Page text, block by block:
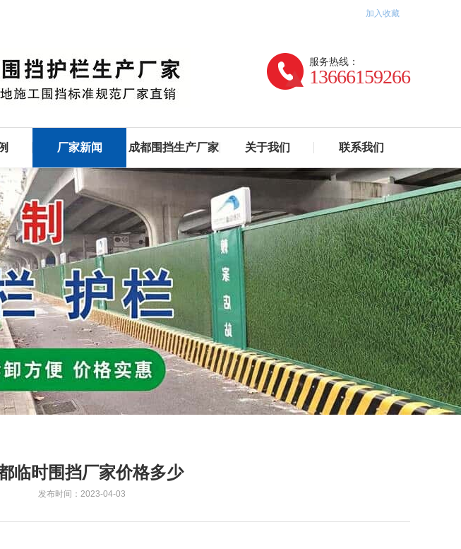
加入收藏
服务热线：
13666159266
厂家新闻 成都围挡生产厂家 关于我们 联系我们
临时围挡厂家价格多少
发布时间：2023-04-03